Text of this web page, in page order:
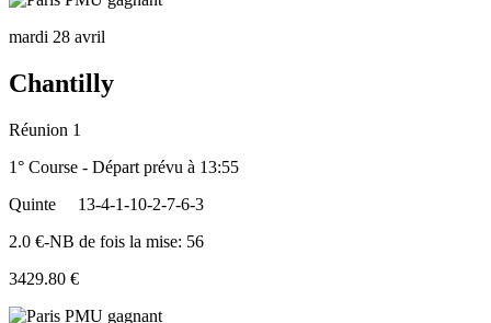
mardi 28 avril
Chantilly
Réunion 1
1° Course - Départ prévu à 13:55
Quinte
13-4-1-10-2-7-6-3
2.0 €-NB de fois la mise: 56
3429.80 €